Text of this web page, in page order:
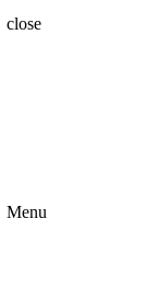
close
Menu